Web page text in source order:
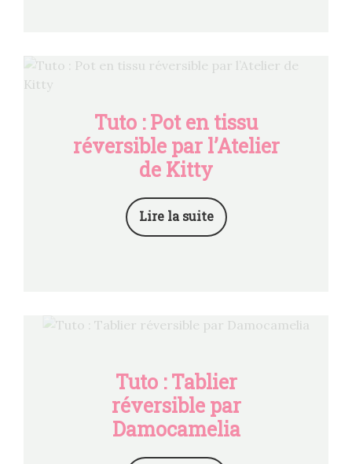
Tuto : Pot en tissu
réversible par l’Atelier
de Kitty
Lire la suite
Tuto : Tablier
réversible par
Damocamelia